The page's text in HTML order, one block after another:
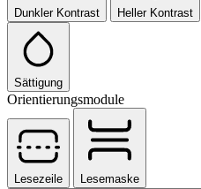
Dunkler Kontrast Heller Kontrast
Sättigung
Orientierungsmodule
Lesezeile
Lesemaske